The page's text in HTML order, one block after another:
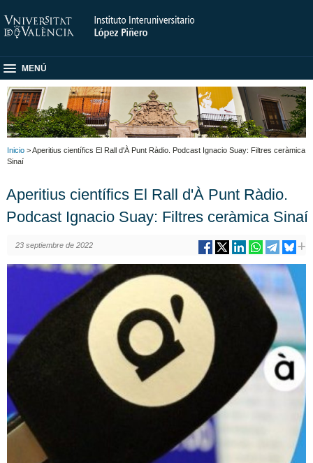
MENÚ
Inicio > Aperitius científics El Rall d'À Punt Ràdio. Podcast Ignacio Suay: Filtres ceràmica
Sinaí
Aperitius científics El Rall d'À Punt Ràdio.
Podcast Ignacio Suay: Filtres ceràmica Sinaí
23 septiembre de 2022